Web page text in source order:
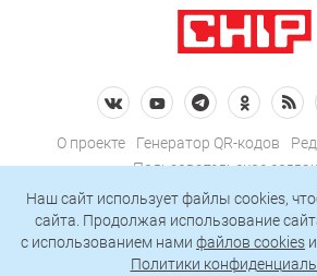
О проекте Генератор QR-кодов
Пользовательское
Политика
Подписаться на
Наш сайт использует файлы cookies,
сайта. Продолжая использование
c использованием нами файлов cookies
Политики